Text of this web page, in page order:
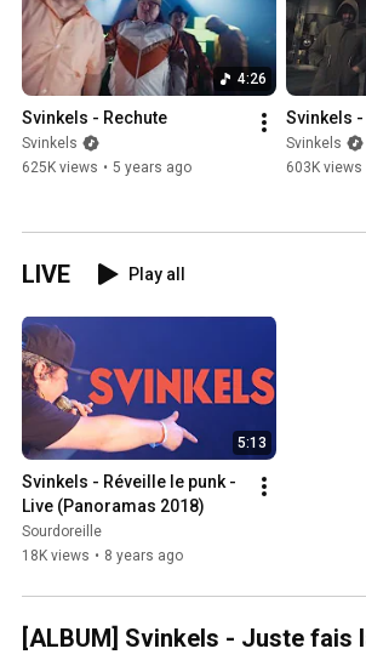
4:26
Svinkels - Rechute
Svinkels
625K views • 5 years ago
Svinkels
Svinkels
603K views
LIVE Play all
5:13
Svinkels - Réveille le punk -
Live (Panoramas 2018)
Sourdoreille
18K views • 8 years ago
[ALBUM] Svinkels - Juste fais